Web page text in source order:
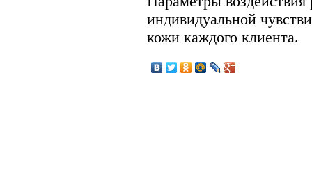
индивидуальной
кожи каждого клиента.